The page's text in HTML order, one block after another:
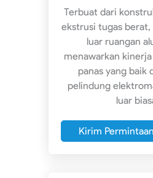
Terbuat dari
ekstrusi tugas
luar ruangan
menawarkan
panas yang baik
pelindung
luar
Kirim